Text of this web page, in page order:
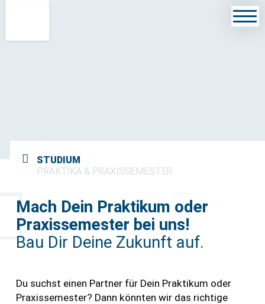
STUDIUM
PRAKTIKA & PRAXISSEMESTER
Mach Dein Praktikum oder
Praxissemester bei uns!
Bau Dir Deine Zukunft auf.
Du suchst einen Partner für Dein Praktikum oder
Praxissemester? Dann könnten wir das richtige